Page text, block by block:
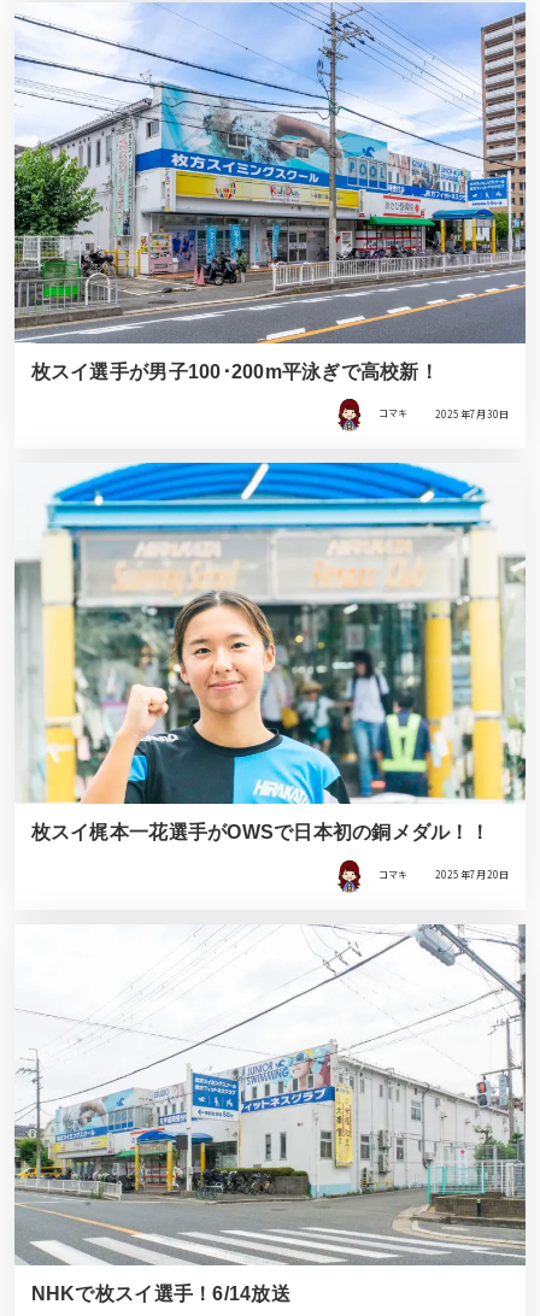
枚スイ選手が男子100･200m平泳ぎで高校新！
コマキ 2025年7月30日
枚スイ梶本一花選手がOWSで日本初の銅メダル！！
コマキ 2025年7月20日
NHKで枚スイ選手！6/14放送